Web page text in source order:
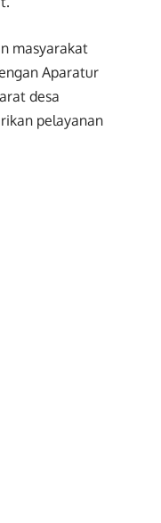
masyarakat
Aparatur
desa
pelayanan